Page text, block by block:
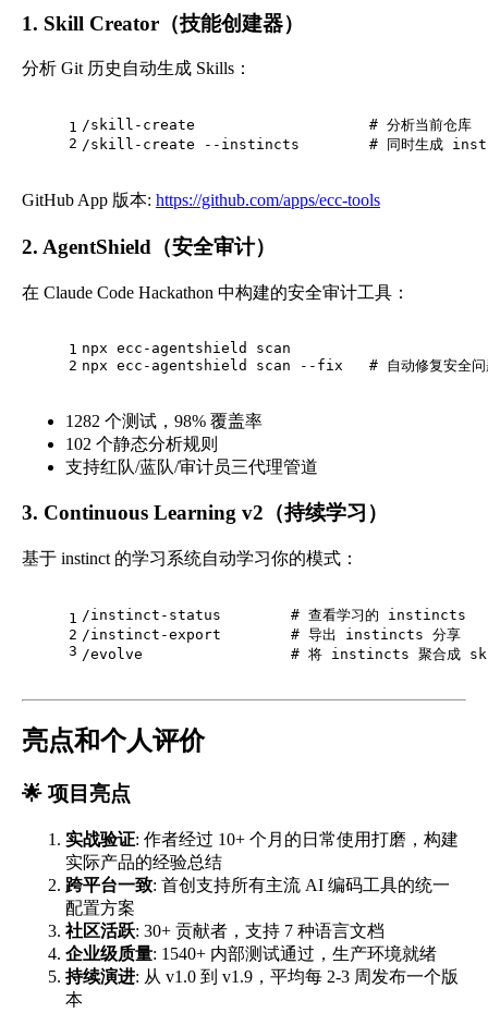
1. Skill Creator（技能创建器）
分析 Git 历史自动生成 Skills：
1
2
/skill-create # 分析当前仓库
/skill-create --instincts # 同时生成
GitHub App 版本: https://github.com/apps/ecc-tools
2. AgentShield（安全审计）
在 Claude Code Hackathon 中构建的安全审计工具：
1
2
npx ecc-agentshield scan
npx ecc-agentshield scan --fix # 自动修复安全问
1282 个测试，98% 覆盖率
102 个静态分析规则
支持红队/蓝队/审计员三代理管道
3. Continuous Learning v2（持续学习）
基于 instinct 的学习系统自动学习你的模式：
1
2
3
/instinct-status # 查看学习的 instincts
/instinct-export # 导出 instincts 分享
/evolve # 将 instincts 聚合成
亮点和个人评价
🌟 项目亮点
实战验证: 作者经过 10+ 个月的日常使用打磨，构建
实际产品的经验总结
跨平台一致: 首创支持所有主流 AI 编码工具的统一
配置方案
社区活跃: 30+ 贡献者，支持 7 种语言文档
企业级质量: 1540+ 内部测试通过，生产环境就绪
持续演进: 从 v1.0 到 v1.9，平均每 2-3 周发布一个版
本